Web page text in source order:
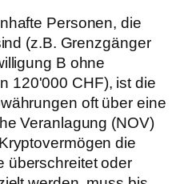
Personen, die
(z.B. Grenzgänger
B ohne
120'000 CHF), ist die
oft über eine
Veranlagung (NOV)
die
überschreitet oder